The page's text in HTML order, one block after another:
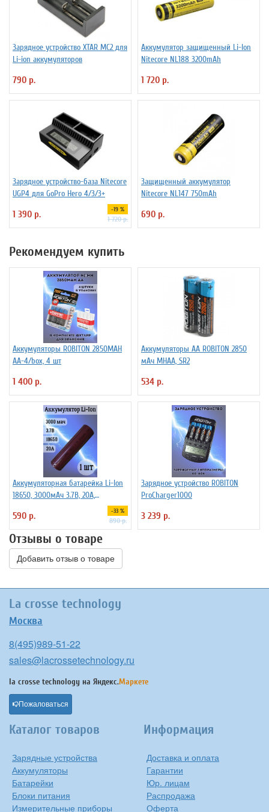
Зарядное устройство XTAR MC2 для
Li-ion аккумуляторов
790 р.
Аккумулятор защищенный Li-Ion
Niteсore NL188 3200mAh
1 720 р.
Зарядное устройство-база Nitecore
UGP4 для GoPro Hero 4/3/3+
1 390 р. -19 %
1 720 р.
Защищенный аккумулятор
Niteсore NL147 750mAh
690 р.
Рекомендуем купить
Аккумуляторы ROBITON 2850MAH
AA-4/box, 4 шт
1 400 р.
Аккумуляторы АА ROBITON 2850
мАч MHAA, SR2
534 р.
Аккумуляторная батарейка Li-Ion
18650, 3000мАч 3.7В, 20A,
высокомощный, незащищенный
590 р. -33 %
890 р.
Зарядное устройство ROBITON
ProCharger1000
3 239 р.
Отзывы о товаре
Добавить отзыв о товаре
La crosse technology
Москва
8(495)989-51-22
sales@lacrossetechnology.ru
la crosse technology на Яндекс.Маркете
Пожаловаться
Каталог товаров
Зарядные устройства
Аккумуляторы
Батарейки
Блоки питания
Измерительные приборы
Информация
Доставка и оплата
Гарантии
Юр. лицам
Распродажа
Оферта